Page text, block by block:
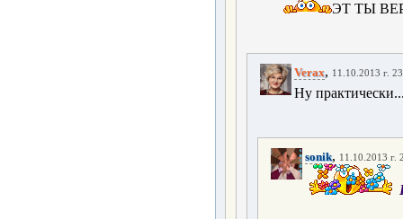
ЭТ ТЫ
Verax, 11.10.2013 г.
Ну
sonik, 11.10.2013 г.